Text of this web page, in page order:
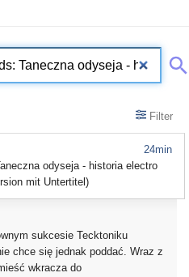
Filter
24min
odyseja - historia electro
mit Untertitel)
sukcesie Tecktoniku
chce się jednak poddać. Wraz z
wkracza do